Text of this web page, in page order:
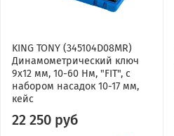
KING TONY (345104D08MR)
Динамометрический ключ
9х12 мм, 10-60 Нм, "FIT", с
набором насадок 10-17 мм,
кейс
22 250 руб